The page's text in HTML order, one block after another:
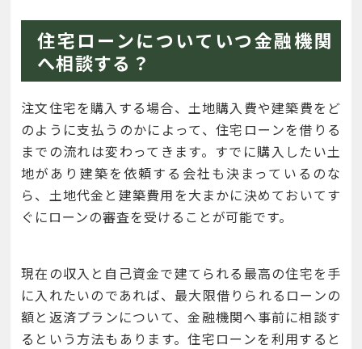
住宅ローンについていつ金融機関
へ相談する？
注文住宅を購入する場合、土地購入費や建築費をど
のように支払うのかによって、住宅ローンを借りる
までの流れは変わってきます。すでに購入したい土
地があり建築を依頼する会社も決まっているのな
ら、土地代金と建築費用を大まかに決めておいてす
ぐにローンの審査を受けることが可能です。
現在の収入と自己資金で建てられる最高の住宅を手
に入れたいのであれば、最大限借りられるローンの
額と返済プランについて、金融機関へ事前に相談す
るという方法もあります。住宅ローンを利用すると